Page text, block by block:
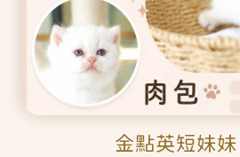
金點英短妹